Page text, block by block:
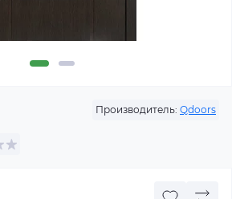
Производитель: Qdoors